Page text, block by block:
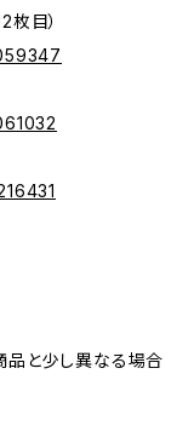
枚目）
品と少し異なる場合